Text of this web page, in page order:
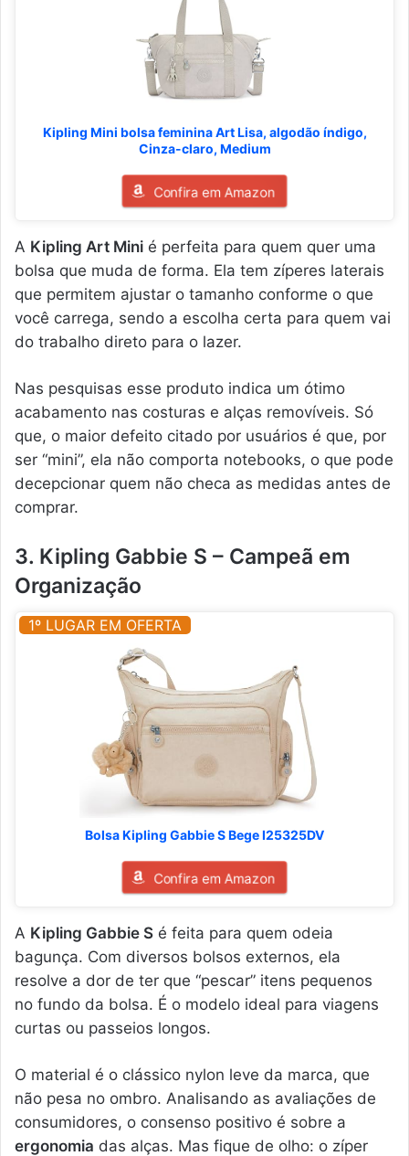
Kipling Mini bolsa feminina Art Lisa, algodão índigo,
Cinza-claro, Medium
Confira em Amazon
A Kipling Art Mini é perfeita para quem quer uma
bolsa que muda de forma. Ela tem zíperes laterais
que permitem ajustar o tamanho conforme o que
você carrega, sendo a escolha certa para quem vai
do trabalho direto para o lazer.
Nas pesquisas esse produto indica um ótimo
acabamento nas costuras e alças removíveis. Só
que, o maior defeito citado por usuários é que, por
ser “mini”, ela não comporta notebooks, o que pode
decepcionar quem não checa as medidas antes de
comprar.
3. Kipling Gabbie S – Campeã em
Organização
1º LUGAR EM OFERTA
Bolsa Kipling Gabbie S Bege I25325DV
Confira em Amazon
A Kipling Gabbie S é feita para quem odeia
bagunça. Com diversos bolsos externos, ela
resolve a dor de ter que “pescar” itens pequenos
no fundo da bolsa. É o modelo ideal para viagens
curtas ou passeios longos.
O material é o clássico nylon leve da marca, que
não pesa no ombro. Analisando as avaliações de
consumidores, o consenso positivo é sobre a
ergonomia das alças. Mas fique de olho: o zíper